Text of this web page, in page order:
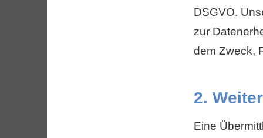
DSGVO.
zur
dem Zweck,
2.
Eine